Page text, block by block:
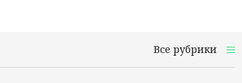
Все рубрики